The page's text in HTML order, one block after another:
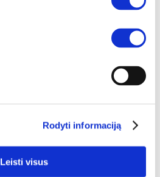
Rodyti informaciją
Leisti visus
SORENTO D60ZLN-P virtuvės spinta šaldytuvui (dešininė) (Puccini/Puccini)
159€